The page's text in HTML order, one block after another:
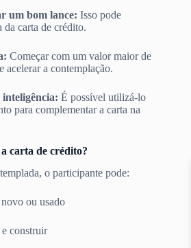
um bom lance: Isso pode
da carta de crédito.
Começar com um valor maior de
acelerar a contemplação.
inteligência: É possível utilizá-lo
para complementar a carta na
carta de crédito?
o participante pode:
ou usado
construir